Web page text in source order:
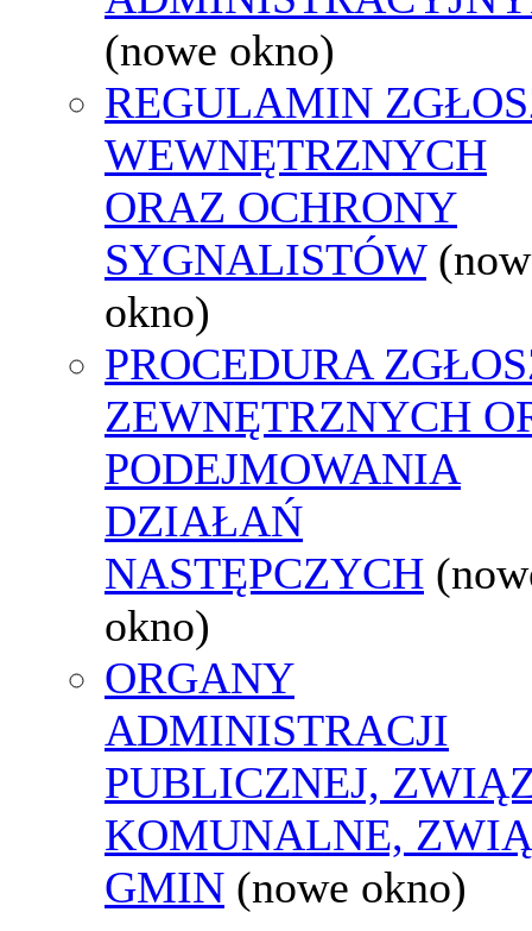
(nowe okno)
REGULAMIN
WEWNĘTRZNYCH
ORAZ OCHRONY
SYGNALISTÓW
okno)
PROCEDURA
ZEWNĘTRZNYCH
PODEJMOWANIA
DZIAŁAŃ
NASTĘPCZYCH
okno)
ORGANY
ADMINISTRACJI
PUBLICZNEJ,
KOMUNALNE,
GMIN (nowe okno)